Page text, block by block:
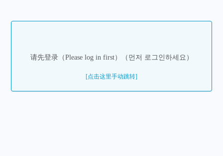
请先登录（Please log in first）（먼저 로그인하세요）
[点击这里手动跳转]